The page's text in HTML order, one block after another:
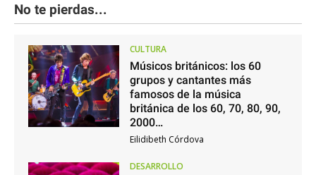
No te pierdas...
CULTURA
Músicos británicos: los 60
grupos y cantantes más
famosos de la música
británica de los 60, 70, 80, 90,
2000…
Eilidibeth Córdova
DESARROLLO